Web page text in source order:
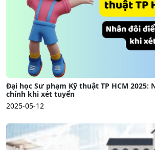
Đại học Sư phạm Kỹ thuật TP HCM 2025:
chính khi xét tuyển
2025-05-12